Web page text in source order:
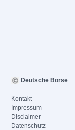
Deutsche Börse
Kontakt
Impressum
Disclaimer
Datenschutz